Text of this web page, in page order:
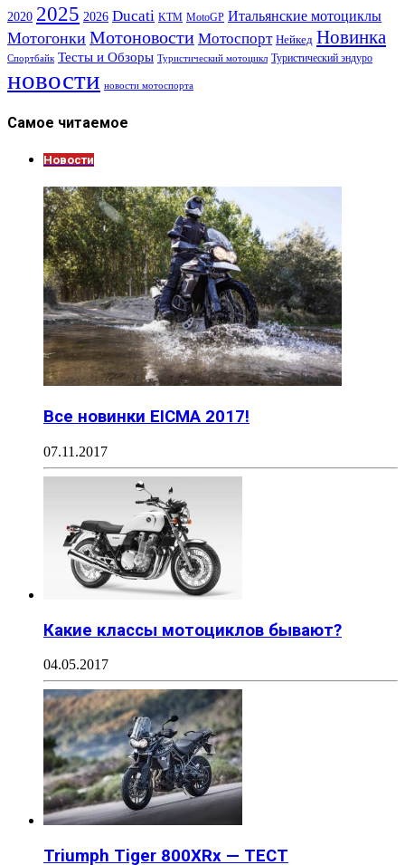
2020 2025 2026 Ducati KTM MotoGP Итальянские мотоциклы
Мотогонки Мотоновости Мотоспорт Нейкед Новинка
Спортбайк Тесты и Обзоры Туристический мотоцикл Туристический эндуро
новости новости мотоспорта
Самое читаемое
Новости
Все новинки EICMA 2017!
07.11.2017
Какие классы мотоциклов бывают?
04.05.2017
Triumph Tiger 800XRx — ТЕСТ